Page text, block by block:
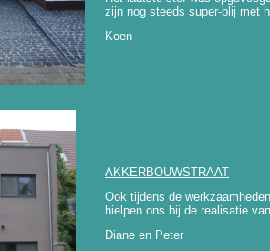
zijn nog steeds super-blij met
Koen
AKKERBOUWSTRAAT
Ook tijdens de
hielpen ons bij de realisatie
Diane en Peter